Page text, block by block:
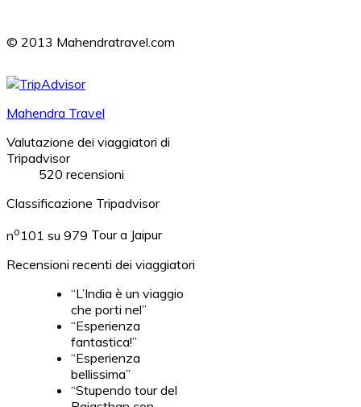
© 2013 Mahendratravel.com
Mahendra Travel
Valutazione dei viaggiatori di
Tripadvisor
520 recensioni
Classificazione Tripadvisor
no101 su 979 Tour a Jaipur
Recensioni recenti dei viaggiatori
“L’India è un viaggio
che porti nel”
“Esperienza
fantastica!”
“Esperienza
bellissima”
“Stupendo tour del